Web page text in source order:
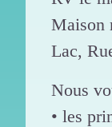
Maison
Lac,
Nous
• les